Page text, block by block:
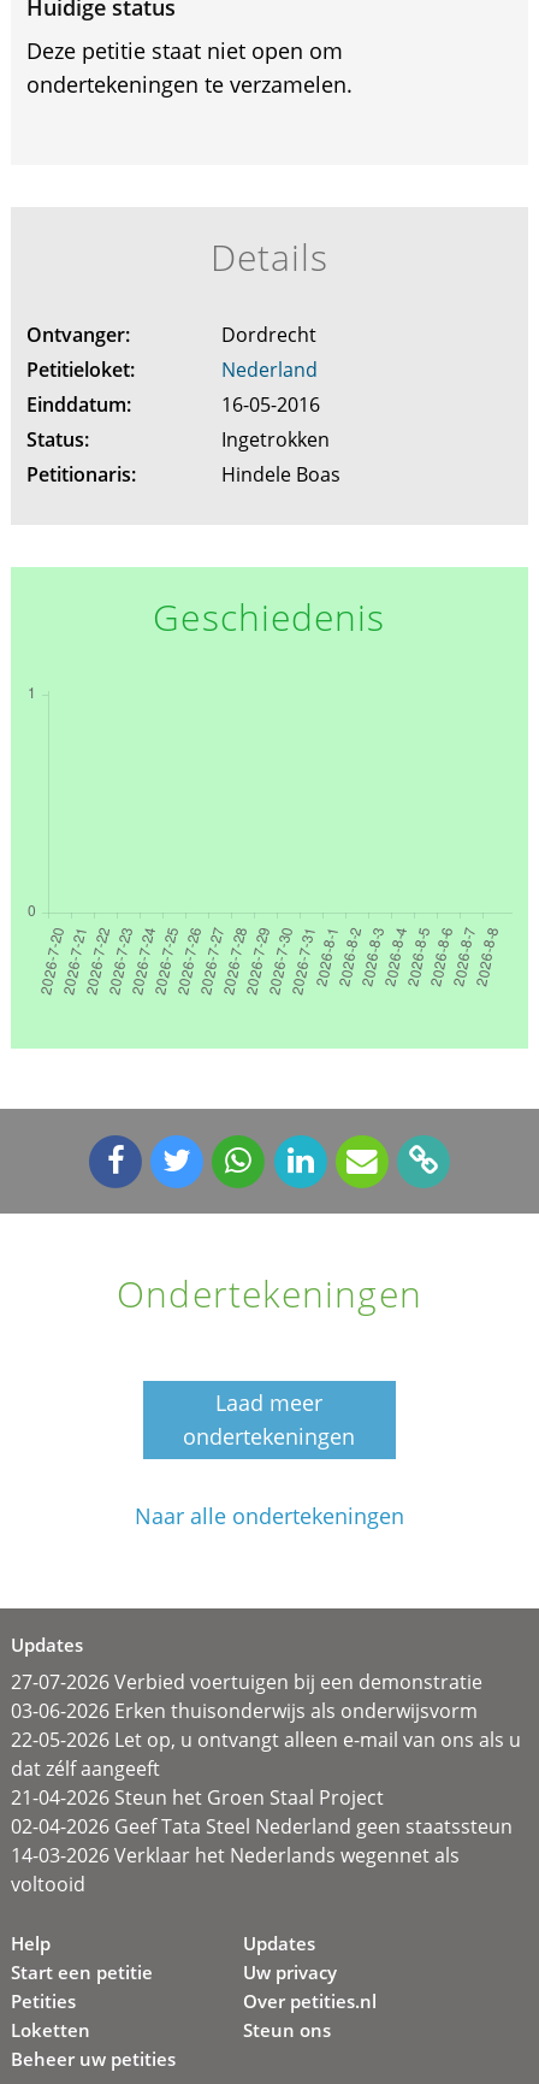
Huidige status
Deze petitie staat niet open om
ondertekeningen te verzamelen.
Details
Ontvanger:
Dordrecht
Petitieloket:
Nederland
Einddatum:
16-05-2016
Status:
Ingetrokken
Petitionaris:
Hindele Boas
Geschiedenis
Ondertekeningen
Laad meer
ondertekeningen
Naar alle ondertekeningen
Updates
27-07-2026 Verbied voertuigen bij een demonstratie
03-06-2026 Erken thuisonderwijs als onderwijsvorm
22-05-2026 Let op, u ontvangt alleen e-mail van ons als u
dat zélf aangeeft
21-04-2026 Steun het Groen Staal Project
02-04-2026 Geef Tata Steel Nederland geen staatssteun
14-03-2026 Verklaar het Nederlands wegennet als
voltooid
Help
Start een petitie
Petities
Loketten
Beheer uw petities
Updates
Uw privacy
Over petities.nl
Steun ons